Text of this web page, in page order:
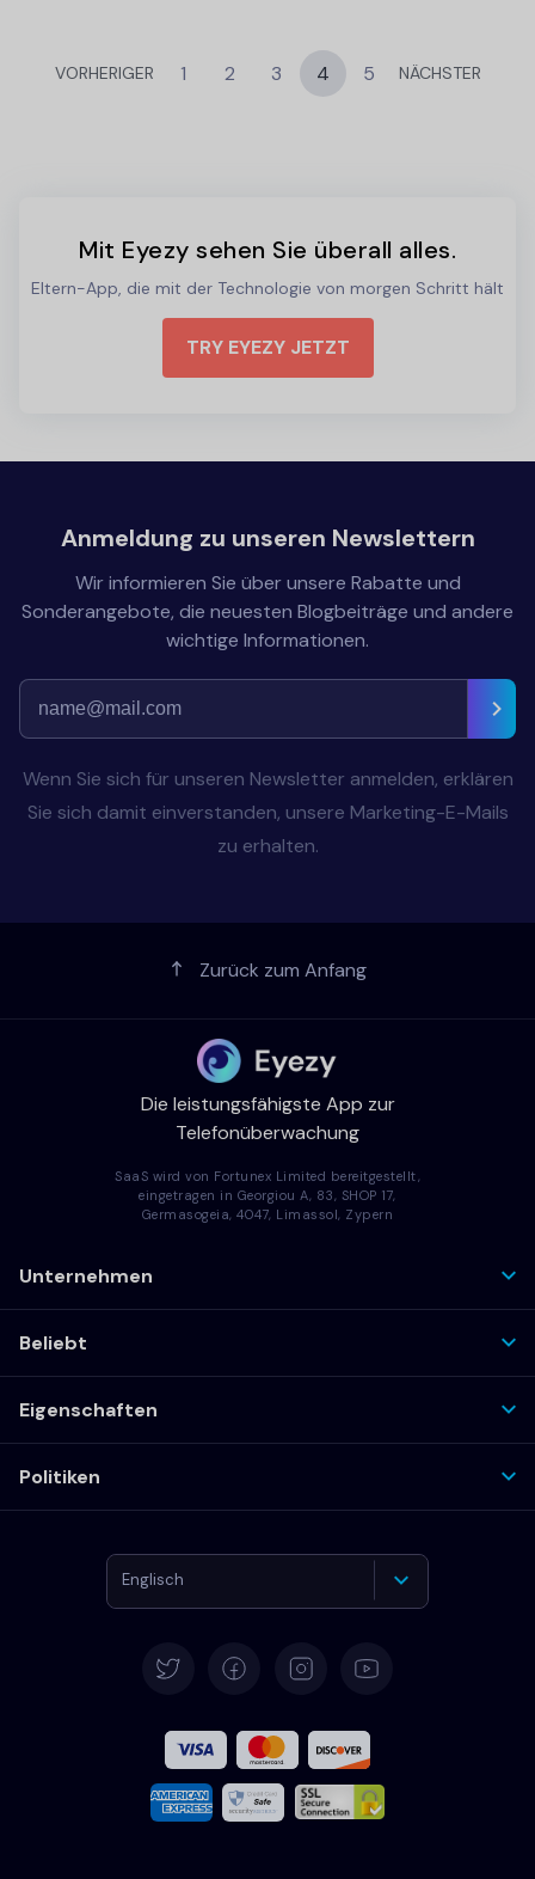
VORHERIGER 1 2 3 4 5 NÄCHSTER
Mit Eyezy sehen Sie überall alles.
Eltern-App, die mit der Technologie von morgen Schritt hält
TRY EYEZY JETZT
Anmeldung zu unseren Newslettern
Wir informieren Sie über unsere Rabatte und
Sonderangebote, die neuesten Blogbeiträge und andere
wichtige Informationen.
Wenn Sie sich für unseren Newsletter anmelden, erklären
Sie sich damit einverstanden, unsere Marketing-E-Mails
zu erhalten.
Zurück zum Anfang
Die leistungsfähigste App zur
Telefonüberwachung
SaaS wird von Fortunex Limited bereitgestellt,
eingetragen in Georgiou A, 83, SHOP 17,
Germasogeia, 4047, Limassol, Zypern
Unternehmen
Beliebt
Eigenschaften
Politiken
Englisch
Französisch
Italiano